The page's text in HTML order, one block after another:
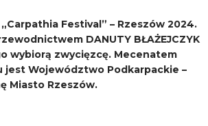
Festival” – Rzeszów 2024.
DANUTY BŁAŻEJCZYK
wybiorą zwycięzcę. Mecenatem
jest Województwo Podkarpackie –
Miasto Rzeszów.